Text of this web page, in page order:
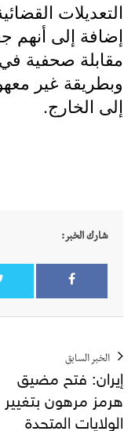
التعديلات
إضافة إلى أنهم
مقابلة صحفية
وبطريقة غير
إلى الخارج.
شارك الخبر:
الخبر السابق
إيران: فتح مضيق
هرمز مرهون بتغيير
الولايات المتحدة